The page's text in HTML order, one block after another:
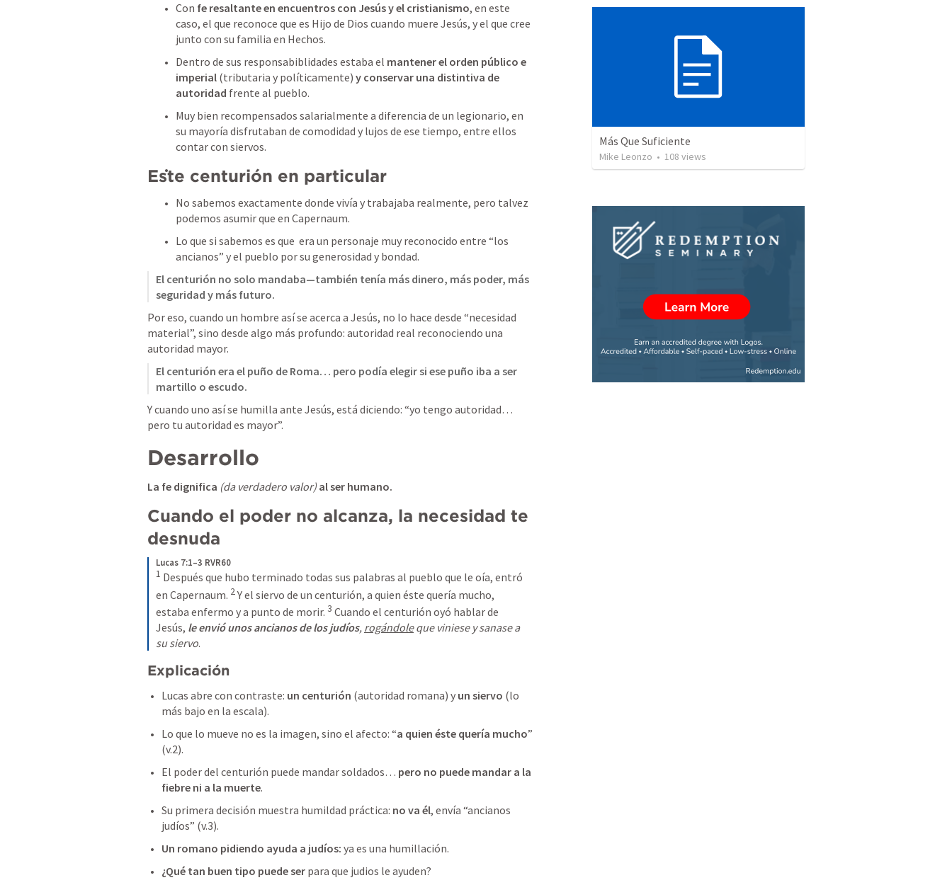
Con fe resaltante en encuentros con Jesús y el cristianismo, en este
caso, el que reconoce que es Hijo de Dios cuando muere Jesús, y el que cree
junto con su familia en Hechos.
Dentro de sus responsabiblidades estaba el mantener el orden público e
imperial (tributaria y políticamente) y conservar una distintiva de
autoridad frente al pueblo.
Muy bien recompensados salarialmente a diferencia de un legionario, en
su mayoría disfrutaban de comodidad y lujos de ese tiempo, entre ellos
contar con siervos.
Este centurión en particular
No sabemos exactamente donde vivía y trabajaba realmente, pero talvez
podemos asumir que en Capernaum.
Lo que si sabemos es que  era un personaje muy reconocido entre “los
ancianos” y el pueblo por su generosidad y bondad.
El centurión no solo mandaba—también tenía más dinero, más poder, más
seguridad y más futuro.
Por eso, cuando un hombre así se acerca a Jesús, no lo hace desde “necesidad
material”, sino desde algo más profundo: autoridad real reconociendo una
autoridad mayor.
El centurión era el puño de Roma… pero podía elegir si ese puño iba a ser
martillo o escudo.
Y cuando uno así se humilla ante Jesús, está diciendo: “yo tengo autoridad…
pero tu autoridad es mayor”.
Desarrollo
La fe dignifica (da verdadero valor) al ser humano.
Cuando el poder no alcanza, la necesidad te
desnuda
Lucas 7:1–3 RVR60
1 Después que hubo terminado todas sus palabras al pueblo que le oía, entró
en Capernaum. 2 Y el siervo de un centurión, a quien éste quería mucho,
estaba enfermo y a punto de morir. 3 Cuando el centurión oyó hablar de
Jesús, le envió unos ancianos de los judíos, rogándole que viniese y sanase a
su siervo.
Explicación
Lucas abre con contraste: un centurión (autoridad romana) y un siervo (lo
más bajo en la escala).
Lo que lo mueve no es la imagen, sino el afecto: “a quien éste quería mucho”
(v.2).
El poder del centurión puede mandar soldados… pero no puede mandar a la
fiebre ni a la muerte.
Su primera decisión muestra humildad práctica: no va él, envía “ancianos
judíos” (v.3).
Un romano pidiendo ayuda a judíos: ya es una humillación.
¿Qué tan buen tipo puede ser para que judios le ayuden?
Más Que Suficiente
Mike Leonzo • 108 views